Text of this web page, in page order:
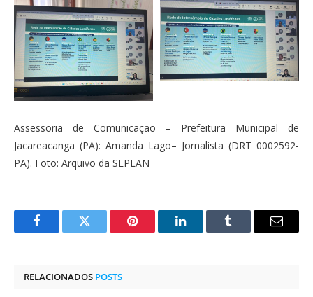
Assessoria de Comunicação – Prefeitura Municipal de
Jacareacanga (PA): Amanda Lago– Jornalista (DRT 0002592-
PA). Foto: Arquivo da SEPLAN
FacebookTwitter Pinterest O
Tumblr
E-
RELACIONADOS POSTS